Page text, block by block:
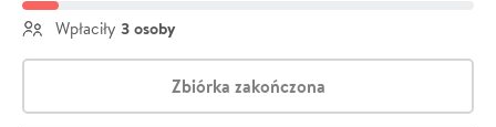
Wpłaciły 3 osoby
Zbiórka zakończona